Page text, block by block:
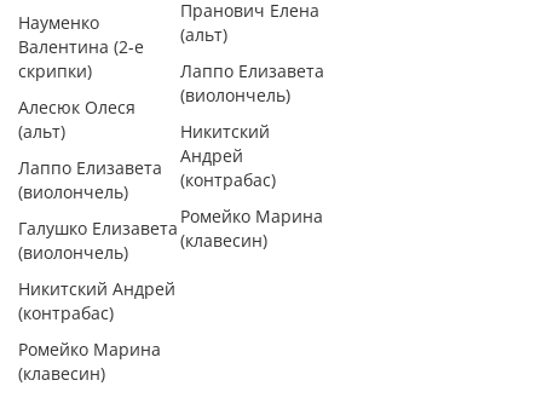
Науменко
Валентина (2-е
скрипки)
Алесюк Олеся
(альт)
Лаппо Елизавета
(виолончель)
Галушко Елизавета
(виолончель)
Никитский Андрей
(контрабас)
Ромейко Марина
(клавесин)
Пранович Елена
(альт)
Лаппо Елизавета
(виолончель)
Никитский
Андрей
(контрабас)
Ромейко Марина
(клавесин)